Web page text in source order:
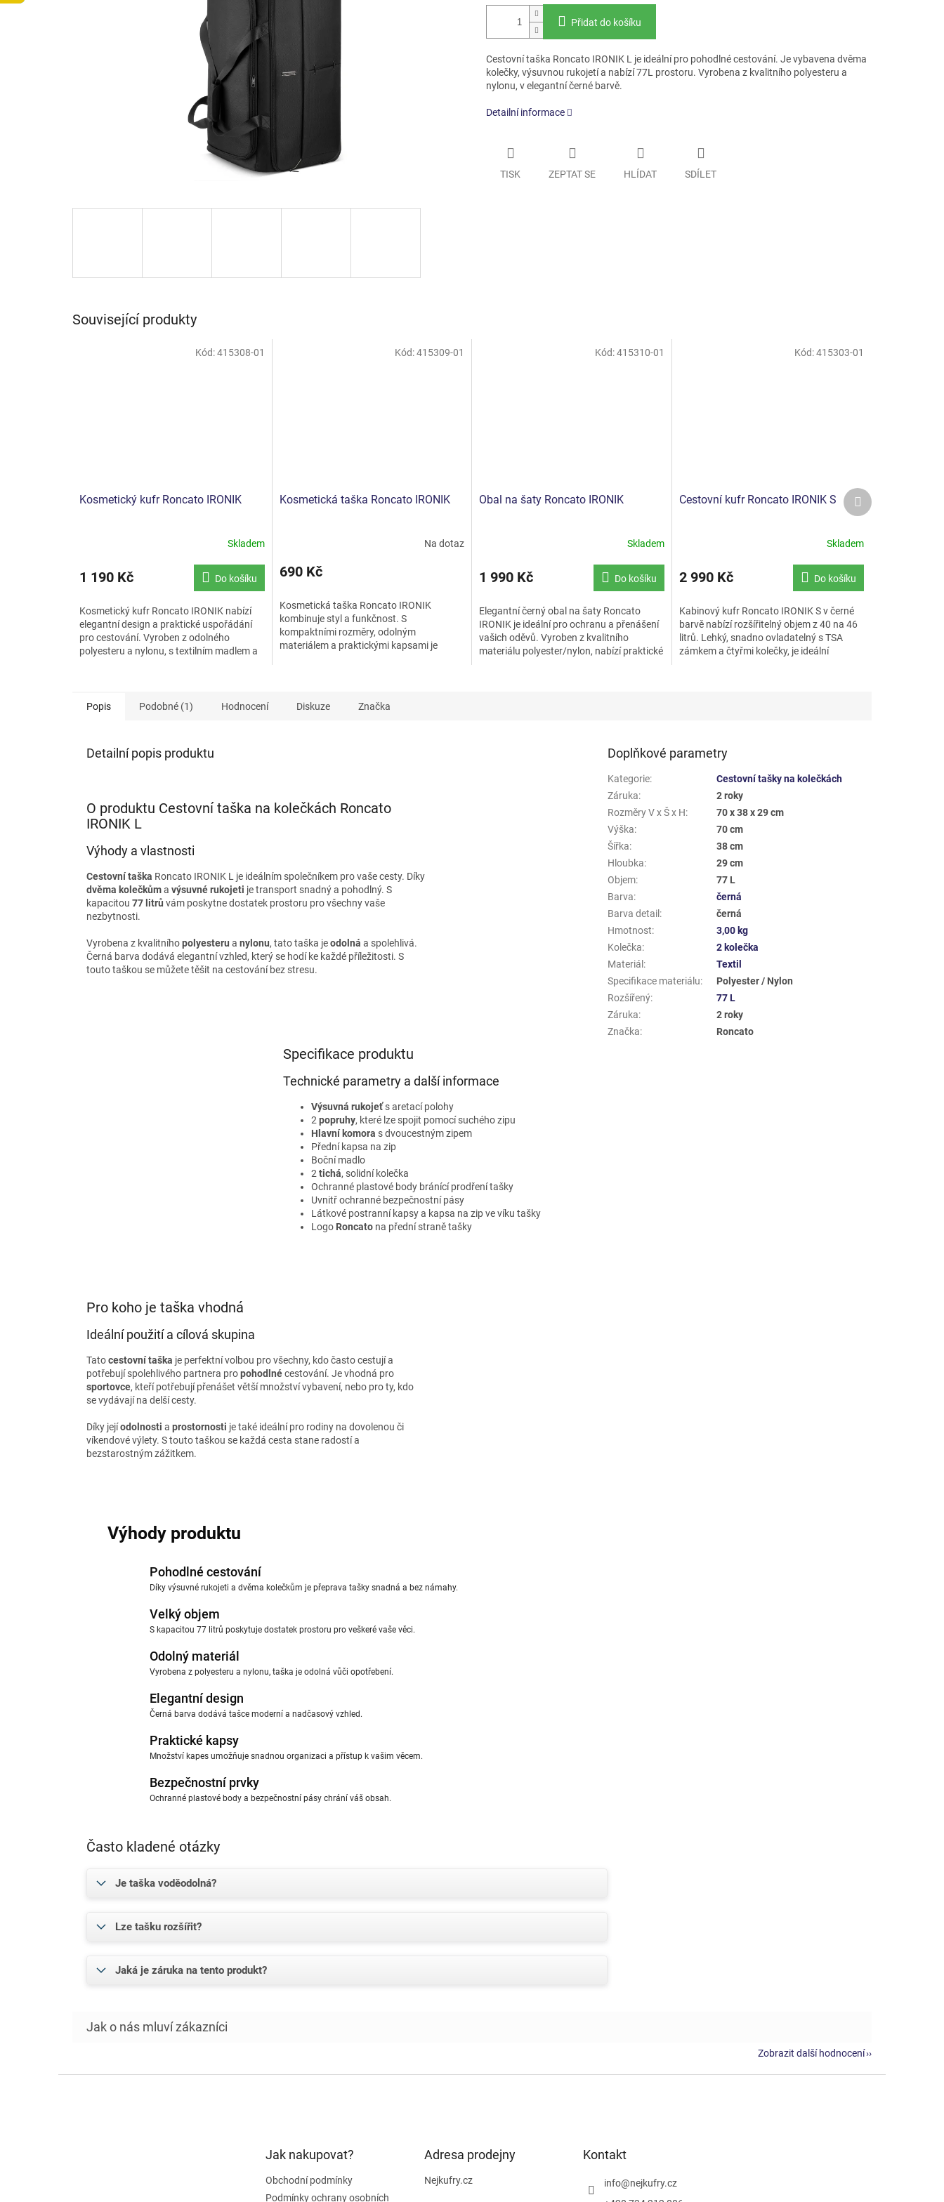
Přidat do košíku
Cestovní taška Roncato IRONIK L je ideální pro pohodlné cestování. Je vybavena dvěma
kolečky, výsuvnou rukojetí a nabízí 77L prostoru. Vyrobena z kvalitního polyesteru a
nylonu, v elegantní černé barvě.
Detailní informace
TISK ZEPTAT SE HLÍDAT SDÍLET
Související produkty
Kosmetický kufr Roncato IRONIK
Skladem
1 190 Kč Do košíku
Kosmetický kufr Roncato IRONIK nabízí
elegantní design a praktické uspořádání
pro cestování. Vyroben z odolného
polyesteru a nylonu, s textilním madlem a
Kód:415308-01
Kosmetická taška Roncato IRONIK
Na dotaz
690 Kč
Kosmetická taška Roncato IRONIK
kombinuje styl a funkčnost. S
kompaktními rozměry, odolným
materiálem a praktickými kapsami je
Kód:415309-01
Obal na šaty Roncato IRONIK
Skladem
1 990 Kč Do košíku
Elegantní černý obal na šaty Roncato
IRONIK je ideální pro ochranu a přenášení
vašich oděvů. Vyroben z kvalitního
materiálu polyester/nylon, nabízí praktické
Kód:415310-01
Cestovní kufr Roncato IRONIK S
Skladem
2 990 Kč Do košíku
Kabinový kufr Roncato IRONIK S v černé
barvě nabízí rozšířitelný objem z 40 na 46
litrů. Lehký, snadno ovladatelný s TSA
zámkem a čtyřmi kolečky, je ideální
Kód:415303-01
Další
produkt
Popis Podobné (1) Hodnocení Diskuze Značka
Detailní popis produktu
O produktu Cestovní taška na kolečkách Roncato
IRONIK L
Výhody a vlastnosti
Cestovní taška Roncato IRONIK L je ideálním společníkem pro vaše cesty. Díky
dvěma kolečkůma výsuvné rukojeti je transport snadný a pohodlný. S
kapacitou 77 litrů vám poskytne dostatek prostoru pro všechny vaše
nezbytnosti.
Vyrobena z kvalitníhopolyesteru a nylonu, tato taška jeodolná a spolehlivá.
Černá barva dodává elegantní vzhled, který se hodí ke každé příležitosti. S
touto taškou se můžete těšit na cestování bez stresu.
Specifikace produktu
Technické parametry a další informace
Výsuvná rukojeťs aretací polohy
2 popruhy, které lze spojit pomocí suchého zipu
Hlavní komora s dvoucestným zipem
Přední kapsa na zip
Boční madlo
2 tichá, solidní kolečka
Ochranné plastové body bránící prodření tašky
Uvnitř ochranné bezpečnostní pásy
Látkové postranní kapsy a kapsa na zip ve víku tašky
Logo Roncatona přední straně tašky
Pro koho je taška vhodná
Ideální použití a cílová skupina
Tatocestovní taška je perfektní volbou pro všechny, kdo často cestují a
potřebují spolehlivého partnera propohodlnécestování. Je vhodná pro
sportovce, kteří potřebují přenášet větší množství vybavení, nebo pro ty, kdo
se vydávají na delší cesty.
Díky jejíodolnosti a prostornosti je také ideální pro rodiny na dovolenou či
víkendové výlety. S touto taškou se každá cesta stane radostí a
bezstarostným zážitkem.
Výhody produktu
Pohodlné cestování
Díky výsuvné rukojeti a dvěma kolečkům je přeprava tašky snadná a bez námahy.
Velký objem
S kapacitou 77 litrů poskytuje dostatek prostoru pro veškeré vaše věci.
Odolný materiál
Vyrobena z polyesteru a nylonu, taška je odolná vůči opotřebení.
Elegantní design
Černá barva dodává tašce moderní a nadčasový vzhled.
Praktické kapsy
Množství kapes umožňuje snadnou organizaci a přístup k vašim věcem.
Bezpečnostní prvky
Ochranné plastové body a bezpečnostní pásy chrání váš obsah.
Často kladené otázky
Je taška voděodolná?
Lze tašku rozšířit?
Jaká je záruka na tento produkt?
Doplňkové parametry
Kategorie:
Cestovní tašky na kolečkách
Záruka:
2 roky
Rozměry V x Š x H:
70 x 38 x 29 cm
Výška:
70 cm
Šířka:
38 cm
Hloubka:
29 cm
Objem:
77 L
Barva:
černá
Barva detail :
černá
Hmotnost:
3,00 kg
Kolečka:
2 kolečka
Materiál :
Textil
Specifikace materiálu:
Polyester / Nylon
Rozšířený:
77 L
Záruka:
2 roky
Značka: Roncato
Zobrazit další hodnocení
Jak nakupovat?
Obchodní podmínky
Podmínky ochrany osobních
Adresa prodejny
Nejkufry.cz
Kontakt
info@nejkufry.cz